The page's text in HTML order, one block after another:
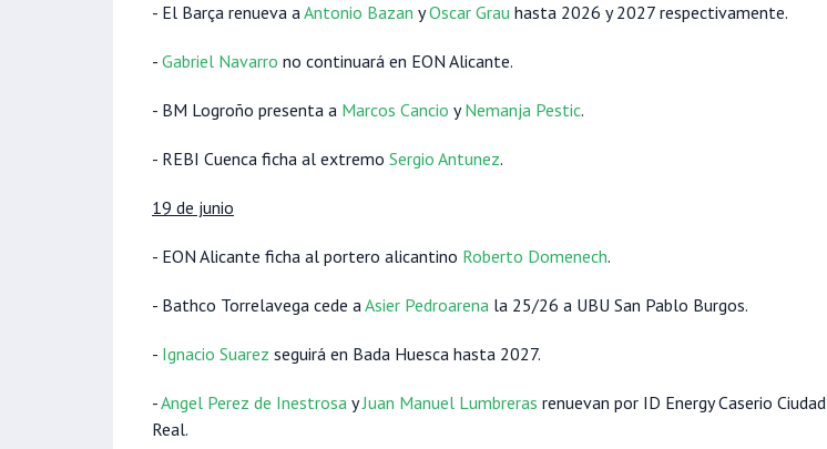
- El Barça renueva aAntonio Bazan yOscar Grau hasta 2026 y 2027 respectivamente.
- Gabriel Navarro no continuará en EON Alicante.
- BM Logroño presenta a Marcos Cancio yNemanja Pestic.
- REBI Cuenca ficha al extremo Sergio Antunez.
19 de junio
- EON Alicante ficha al portero alicantino Roberto Domenech.
- Bathco Torrelavega cede aAsier Pedroarena la 25/26 a UBU San Pablo Burgos.
- Ignacio Suarez seguirá en Bada Huesca hasta 2027.
-Angel Perez de Inestrosa yJuan Manuel Lumbreras renuevan por ID Energy Caserio Ciudad
Real.